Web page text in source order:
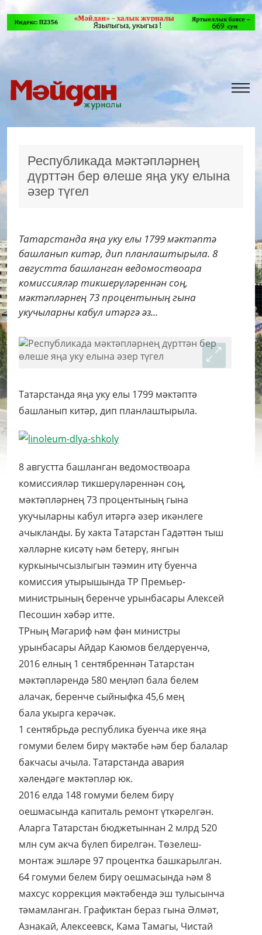
Республикада мәктәпләрнең
дүрттән бер өлеше яңа уку елына
әзер түгел
Татарстанда яңа уку елы 1799 мәктәптә
башланып китәр, дип планлаштырыла. 8
августта башланган ведомоствоара
комиссияләр тикшерүләреннән соң,
мәктәпләрнең 73 процентының гына
укучыларны кабул итәргә әз...
Татарстанда яңа уку елы 1799 мәктәптә
башланып китәр, дип планлаштырыла.
8 августта башланган ведомоствоара
комиссияләр тикшерүләреннән соң,
мәктәпләрнең 73 процентының гына
укучыларны кабул итәргә әзер икәнлеге
ачыкланды. Бу хакта Татарстан Гадәттән тыш
хәлләрне кисәтү һәм бетерү, янгын
куркынычсызлыгын тәэмин итү буенча
комиссия утырышында ТР Премьер-
министрының беренче урынбасары Алексей
Песошин хәбәр итте.
ТРның Мәгариф һәм фән министры
урынбасары Айдар Каюмов белдерүенчә,
2016 елның 1 сентябреннән Татарстан
мәктәпләрендә 580 меңләп бала белем
алачак, беренче сыйныфка 45,6 мең
бала укырга керәчәк.
1 сентябрьдә республика буенча ике яңа
гомуми белем бирү мәктәбе һәм бер балалар
бакчасы ачыла. Татарстанда авария
хәлендәге мәктәпләр юк.
2016 елда 148 гомуми белем бирү
оешмасында капиталь ремонт үткәрелгән.
Аларга Татарстан бюджетыннан 2 млрд 520
млн сум акча бүлеп бирелгән. Төзелеш-
монтаж эшләре 97 процентка башкарылган.
64 гомуми белем бирү оешмасында һәм 8
махсус коррекция мәктәбендә эш тулысынча
тәмамланган. Графиктан бераз гына Әлмәт,
Азнакай, Алексеевск, Кама Тамагы, Чистай